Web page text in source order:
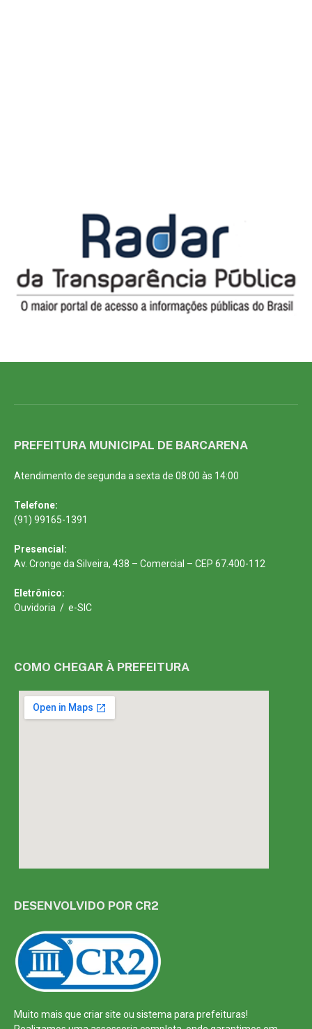
PREFEITURA MUNICIPAL DE BARCARENA
Atendimento de segunda a sexta de 08:00 às 14:00
Telefone:
(91) 99165-1391
Presencial:
Av. Cronge da Silveira, 438 – Comercial – CEP 67.400-112
Eletrônico:
Ouvidoria / e-SIC
COMO CHEGAR À PREFEITURA
DESENVOLVIDO POR CR2
Muito mais que criar site ou sistema para prefeituras!